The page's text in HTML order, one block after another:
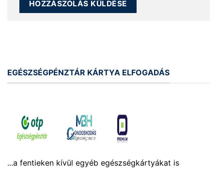
EGÉSZSÉGPÉNZTÁR KÁRTYA ELFOGADÁS
...a fentieken kívül egyéb egészségkártyákat is